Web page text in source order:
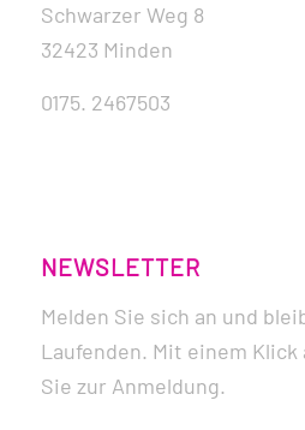
Schwarzer Weg 8
32423 Minden
0175. 2467503
NEWSLETTER
Melden Sie sich an und
Laufenden. Mit einem Klick
Sie zur Anmeldung.